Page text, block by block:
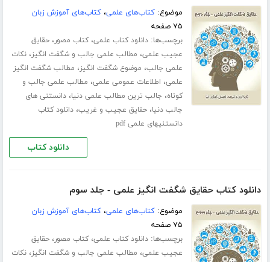
موضوع:کتاب‌های علمی،کتاب‌های آموزش زبان
۷۵ صفحه
برچسب‌ها:دانلود کتاب علمی،کتاب مصور،حقایق
عجیب علمی، مطالب علمی جالب و شگفت انگیز،نکات
علمی جالب، موضوع شگفت انگیز، مطالب شگفت انگیز
علمی، اطلاعات عمومی علمی، مطالب علمی جالب و
کوتاه، جالب ترین مطالب علمی دنیا،دانستنی های
جالب دنیا،حقایق عجیب و غریب،دانلود کتاب
دانستنیهای علمی pdf
دانلود کتاب
دانلود کتاب حقایق شگفت انگیز علمی - جلد سوم
موضوع:کتاب‌های علمی،کتاب‌های آموزش زبان
۷۵ صفحه
برچسب‌ها:دانلود کتاب علمی،کتاب مصور،حقایق
عجیب علمی، مطالب علمی جالب و شگفت انگیز،نکات